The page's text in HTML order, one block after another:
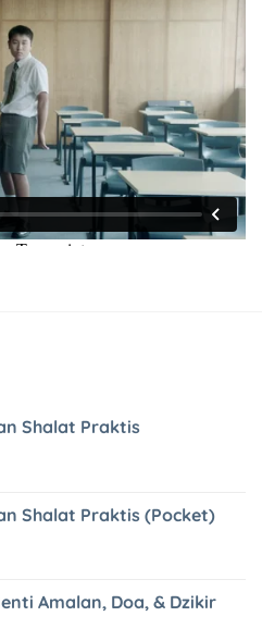
Shalat Praktis
Shalat Praktis (Pocket)
Amalan, Doa, & Dzikir